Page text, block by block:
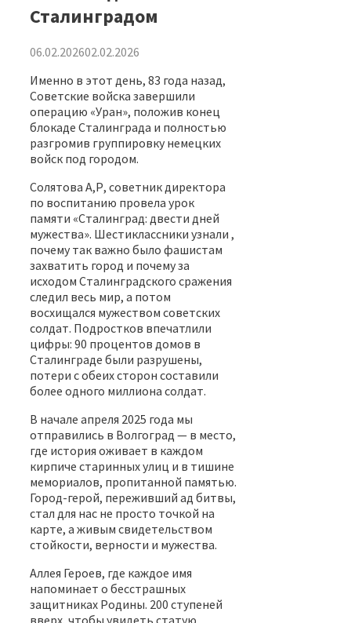
Сталинградом
06.02.202602.02.2026
Именно в этот день, 83 года назад,
Советские войска завершили
операцию «Уран», положив конец
блокаде Сталинграда и полностью
разгромив группировку немецких
войск под городом.
Солятова А,Р, советник директора
по воспитанию провела урок
памяти «Сталинград: двести дней
мужества». Шестиклассники узнали ,
почему так важно было фашистам
захватить город и почему за
исходом Сталинградского сражения
следил весь мир, а потом
восхищался мужеством советских
солдат. Подростков впечатлили
цифры: 90 процентов домов в
Сталинграде были разрушены,
потери с обеих сторон составили
более одного миллиона солдат.
В начале апреля 2025 года мы
отправились в Волгоград — в место,
где история оживает в каждом
кирпиче старинных улиц и в тишине
мемориалов, пропитанной памятью.
Город-герой, переживший ад битвы,
стал для нас не просто точкой на
карте, а живым свидетельством
стойкости, верности и мужества.
Аллея Героев, где каждое имя
напоминает о бесстрашных
защитниках Родины. 200 ступеней
вверх, чтобы увидеть статую